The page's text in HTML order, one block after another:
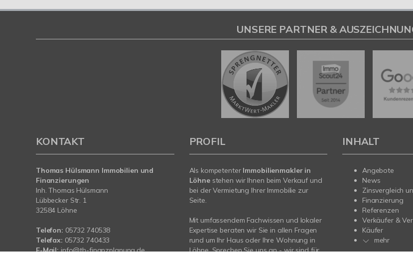
UNSERE PARTNER &
KONTAKT
Thomas Hülsmann Immobilien und
Finanzierungen
Inh. Thomas Hülsmann
Lübbecker Str. 1
32584 Löhne
Telefon: 05732 740538
Telefax: 05732 740433
E-Mail: info@th-finanzplanung.de
PROFIL
Als kompetenter Immobilienmakler in
Löhnestehen wir Ihnen beim Verkauf und
bei der Vermietung Ihrer Immobilie zur
Seite.
Mit umfassendem Fachwissen und lokaler
Expertise beraten wir Sie in allen Fragen
rund um Ihr Haus oder Ihre Wohnung in
Löhne. Sprechen Sie uns an - wir sind für
INHALT
Angebote
News
Zinsvergleich
Finanzierung
Referenzen
Verkäufer &
Käufer
mehr